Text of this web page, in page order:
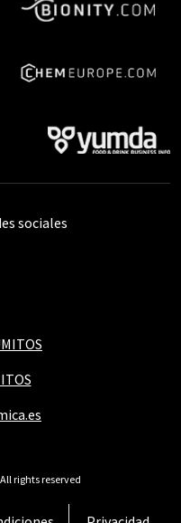
sociales
rights reserved